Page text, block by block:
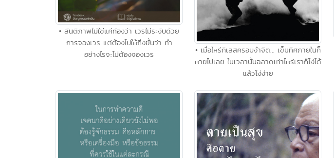
• สันติภาพไม่ใช่แค่ท่องว่า เวรไม่ระงับด้วย
การจองเวร แต่ต้องไปให้ถึงขั้นว่า ทำ
อย่างไรจะไม่ต้องจองเวร
• เมื่อไหร่กิเลสครอบงำจิต... เข็มทิศภายในก็
หายไปเลย ในเวลานั้นฉลาดเท่าไหร่เราก็โง่ได้
แล้วโง่ง่าย